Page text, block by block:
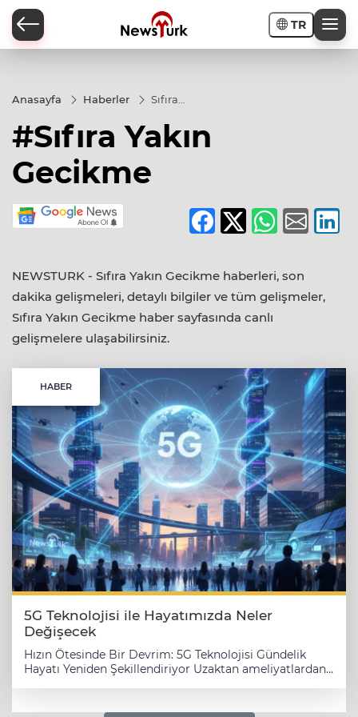
TR
Anasayfa Haberler
Sıfıra
Gecikme
#Sıfıra Yakın
Gecikme
NEWSTURK - Sıfıra Yakın Gecikme haberleri, son
dakika gelişmeleri, detaylı bilgiler ve tüm gelişmeler,
Sıfıra Yakın Gecikme haber sayfasında canlı
gelişmelere ulaşabilirsiniz.
HABER
5G Teknolojisi ile Hayatımızda Neler
Değişecek
Hızın Ötesinde Bir Devrim: 5G Teknolojisi Gündelik
Hayatı Yeniden Şekillendiriyor ​Uzaktan ameliyatlardan
gerçeğe dönüştürmeye hazırlanıyor. Beşinci nesil